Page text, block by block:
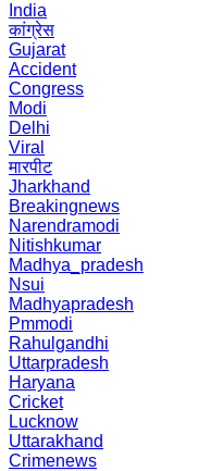
India
कांग्रेस
Gujarat
Accident
Congress
Modi
Delhi
Viral
मारपीट
Jharkhand
Breakingnews
Narendramodi
Nitishkumar
Madhya_pradesh
Nsui
Madhyapradesh
Pmmodi
Rahulgandhi
Uttarpradesh
Haryana
Cricket
Lucknow
Uttarakhand
Crimenews